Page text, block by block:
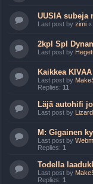
UUSIA subeja
Last post by zimi «
2kpl Spl
Last post by
Kaikkea
Last post by
Replies: 11
Läjä autohifi
Last post by Lizard
M: Gigainen
Last post by
Replies: 1
Todella
Last post by
Replies: 1